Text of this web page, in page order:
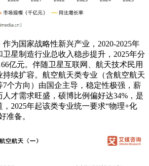
作为国家战略性新兴产业，2020-2025年
星制造行业总收入稳步提升，2025年分
亿元。伴随卫星互联网、航天技术民用
续扩容。航空航天类专业（含航空航天
7个方向）由国企主导，稳定性极强，薪
才需求旺盛，硕博比例偏好达34%，是
2025年起该类专业统一要求“物理+化
准备。